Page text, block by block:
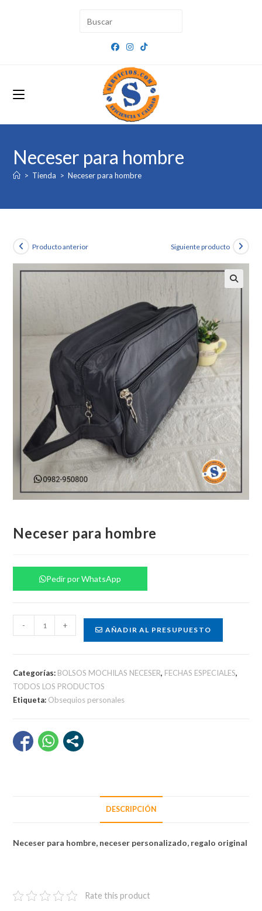
Neceser para hombre
> Tienda > Neceser para hombre
Producto anterior Siguiente producto
Neceser para hombre
Pedir por WhatsApp
para
- + AÑADIR AL PRESUPUESTO
Categorías: BOLSOS MOCHILAS NECESER, FECHAS ESPECIALES,
TODOS LOS PRODUCTOS
Etiqueta: Obsequios personales
DESCRIPCIÓN
Neceser para hombre, neceser personalizado, regalo original
Rate this product